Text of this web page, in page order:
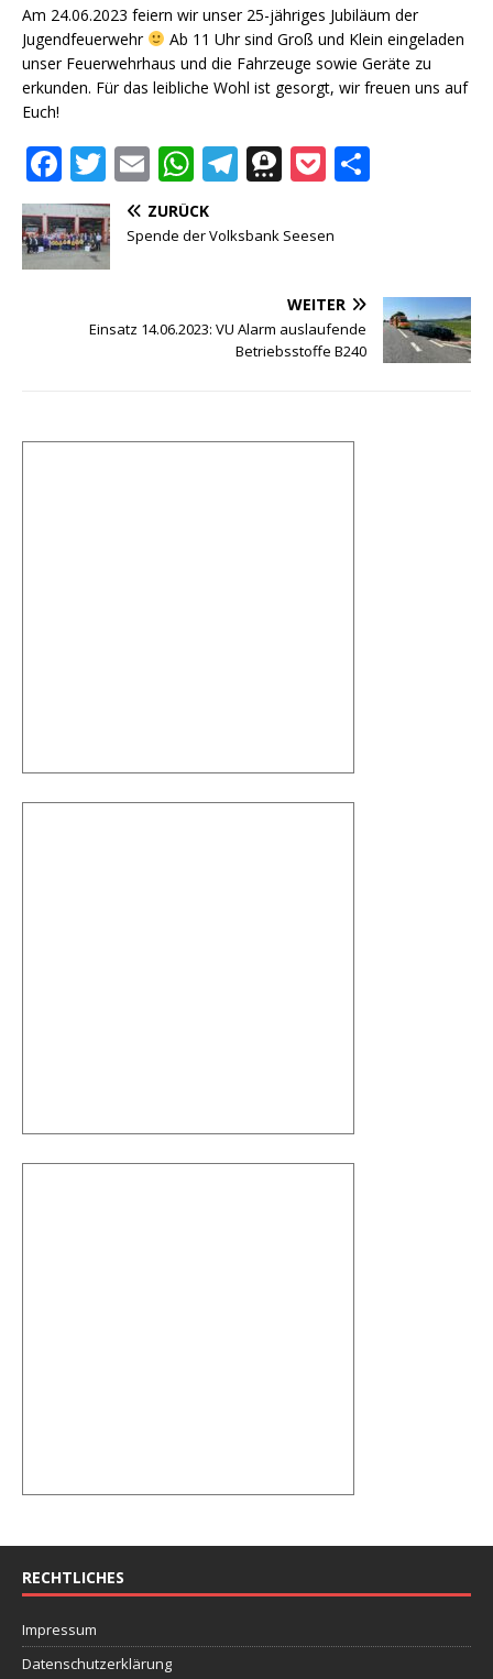
Am 24.06.2023 feiern wir unser 25-jähriges Jubiläum der
Jugendfeuerwehr
Ab 11 Uhr sind Groß und Klein eingeladen
unser Feuerwehrhaus und die Fahrzeuge sowie Geräte zu
erkunden. Für das leibliche Wohl ist gesorgt, wir freuen uns auf
Euch!
F
a
c
e
T
w
it
te
E
m
ai
W
h
at
p
T
e
m
T
r
e
m
P
c
et
ZURÜCK
Spende der Volksbank Seesen
WEITER
Einsatz 14.06.2023: VU Alarm auslaufende
Betriebsstoffe B240
RECHTLICHES
Impressum
Datenschutzerklärung